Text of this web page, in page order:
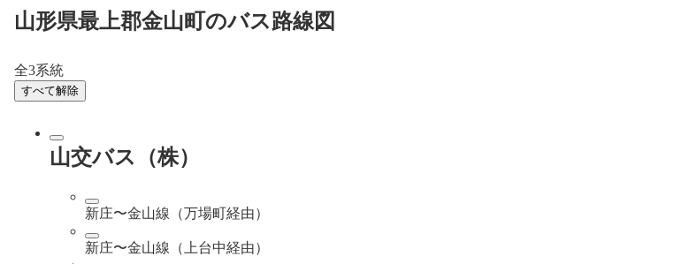
山形県最上郡金山町のバス路線図
全3系統
すべて解除
山交バス（株）
新庄〜金山線（万場町経由）
新庄〜金山線（上台中経由）